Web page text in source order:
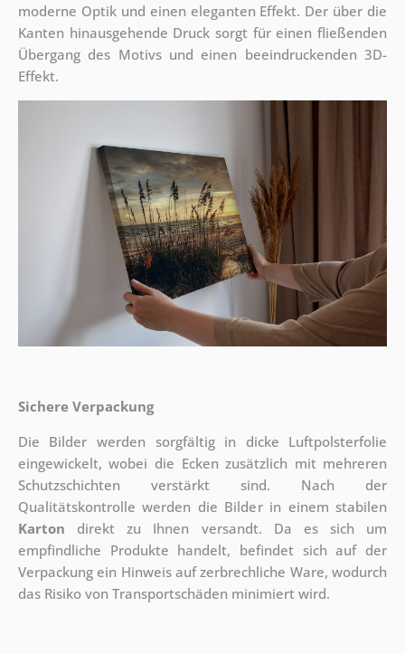
moderne Optik und einen eleganten Effekt. Der über die
Kanten hinausgehende Druck sorgt für einen fließenden
Übergang des Motivs und einen beeindruckenden 3D-
Effekt.
Sichere Verpackung
Die Bilder werden sorgfältig in dicke Luftpolsterfolie
eingewickelt, wobei die Ecken zusätzlich mit mehreren
Schutzschichten verstärkt sind. Nach der
Qualitätskontrolle werden die Bilder in einem stabilen
Karton direkt zu Ihnen versandt. Da es sich um
empfindliche Produkte handelt, befindet sich auf der
Verpackung ein Hinweis auf zerbrechliche Ware, wodurch
das Risiko von Transportschäden minimiert wird.